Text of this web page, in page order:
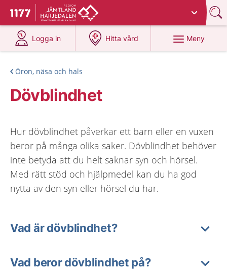
Till startsidan för 1177
Du har valt region
Logga in
på 1177.se
Hitta vård
på 1177.se
Meny
Öron, näsa och hals
Dövblindhet
Hur dövblindhet påverkar ett barn eller en vuxen
beror på många olika saker. Dövblindhet behöver
inte betyda att du helt saknar syn och hörsel.
Med rätt stöd och hjälpmedel kan du ha god
nytta av den syn eller hörsel du har.
Vad är dövblindhet?
Vad beror dövblindhet på?